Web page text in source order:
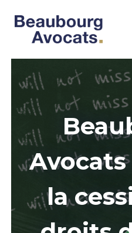
Avocats
la